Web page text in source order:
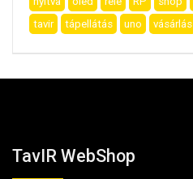
tavir
tápellátás uno vásárlás
TavIR WebShop